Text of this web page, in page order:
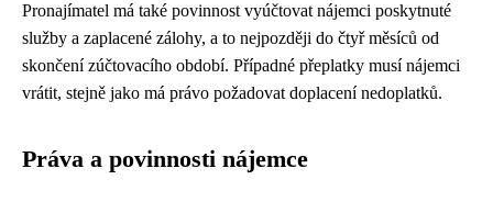
Pronajímatel má také povinnost vyúčtovat nájemci poskytnuté
služby a zaplacené zálohy, a to nejpozději do čtyř měsíců od
skončení zúčtovacího období. Případné přeplatky musí nájemci
vrátit, stejně jako má právo požadovat doplacení nedoplatků.
Práva a povinnosti nájemce